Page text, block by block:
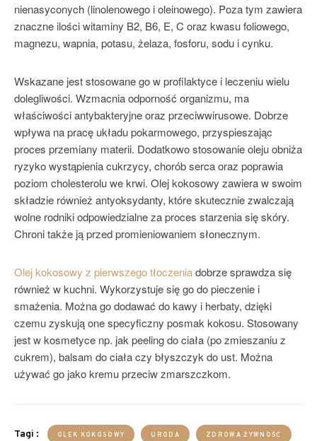
nienasyconych (linolenowego i oleinowego). Poza tym zawiera
znaczne ilości witaminy B2, B6, E, C oraz kwasu foliowego,
magnezu, wapnia, potasu, żelaza, fosforu, sodu i cynku.
Wskazane jest stosowane go w profilaktyce i leczeniu wielu
dolegliwości. Wzmacnia odporność organizmu, ma
właściwości antybakteryjne oraz przeciwwirusowe. Dobrze
wpływa na pracę układu pokarmowego, przyspieszając
proces przemiany materii. Dodatkowo stosowanie oleju obniża
ryzyko wystąpienia cukrzycy, chorób serca oraz poprawia
poziom cholesterolu we krwi. Olej kokosowy zawiera w swoim
składzie również antyoksydanty, które skutecznie zwalczają
wolne rodniki odpowiedzialne za proces starzenia się skóry.
Chroni także ją przed promieniowaniem słonecznym.
Olej kokosowy z pierwszego tłoczeniadobrze sprawdza się
również w kuchni. Wykorzystuje się go do pieczenie i
smażenia. Można go dodawać do kawy i herbaty, dzięki
czemu zyskują one specyficzny posmak kokosu. Stosowany
jest w kosmetyce np. jak peeling do ciała (po zmieszaniu z
cukrem), balsam do ciała czy błyszczyk do ust. Można
używać go jako kremu przeciw zmarszczkom.
Tagi : OLEK KOKOSOWY URODA ZDROWA ŻYWNOŚĆ